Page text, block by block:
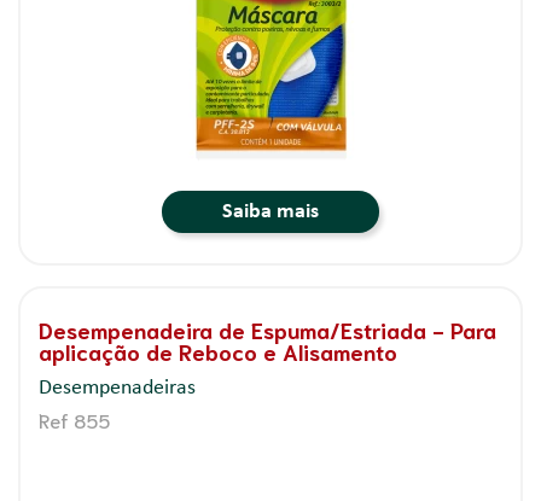
Saiba mais
Desempenadeira de Espuma/Estriada - Para
aplicação de Reboco e Alisamento
Desempenadeiras
Ref 855